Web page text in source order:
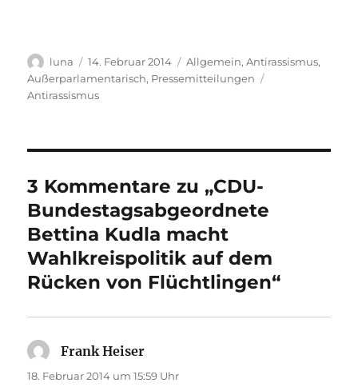
Autor
luna
Veröffentlicht
am
14. Februar 2014 Kategorien
Allgemein,Antirassismus,
Außerparlamentarisch, Pressemitteilungen
Antirassismus
3 Kommentare zu „CDU-
Bundestagsabgeordnete
Bettina Kudla macht
Wahlkreispolitik auf dem
Rücken von Flüchtlingen“
Frank Heiser
18. Februar 2014 um 15:59 Uhr